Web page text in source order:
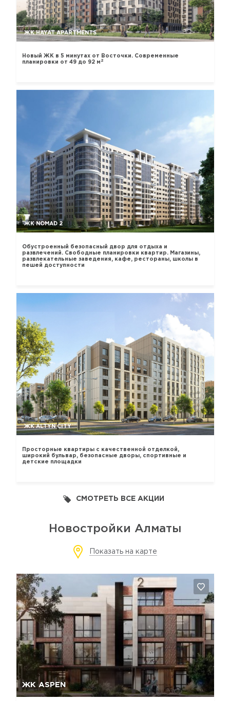
ЖК HAYAT APARTMENTS
Новый ЖК в 5 минутах от Восточки. Современные
планировки от 49 до 92 м 2
ЖК NOMAD 2
Обустроенный безопасный двор для отдыха и
развлечений. Свободные планировки квартир. Магазины,
развлекательные заведения, кафе, рестораны, школы в
пешей доступности
ЖК ALTYN CITY
Просторные квартиры с качественной отделкой,
широкий бульвар, безопасные дворы, спортивные и
детские площадки
СМОТРЕТЬ ВСЕ АКЦИИ
Новостройки Алматы
Показать на карте
ЖК ASPEN
Отмена